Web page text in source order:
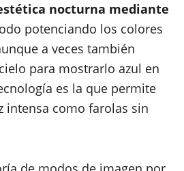
nocturna mediante
potenciando los colores
a veces también
para mostrarlo azul en
es la que permite
intensa como farolas sin